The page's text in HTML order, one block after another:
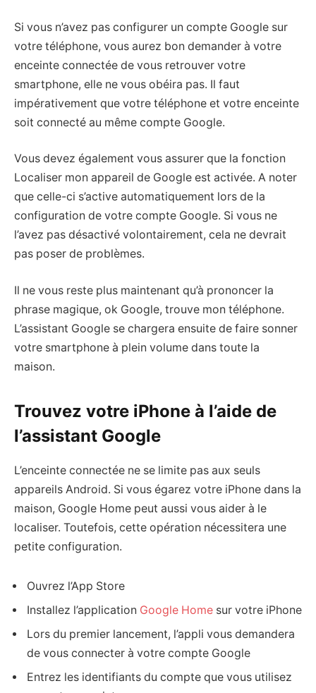
Si vous n’avez pas configurer un compte Google sur
votre téléphone, vous aurez bon demander à votre
enceinte connectée de vous retrouver votre
smartphone, elle ne vous obéira pas. Il faut
impérativement que votre téléphone et votre enceinte
soit connecté au même compte Google.
Vous devez également vous assurer que la fonction
Localiser mon appareil de Google est activée. A noter
que celle-ci s’active automatiquement lors de la
configuration de votre compte Google. Si vous ne
l’avez pas désactivé volontairement, cela ne devrait
pas poser de problèmes.
Il ne vous reste plus maintenant qu’à prononcer la
phrase magique, ok Google, trouve mon téléphone.
L’assistant Google se chargera ensuite de faire sonner
votre smartphone à plein volume dans toute la
maison.
Trouvez votre iPhone à l’aide de
l’assistant Google
L’enceinte connectée ne se limite pas aux seuls
appareils Android. Si vous égarez votre iPhone dans la
maison, Google Home peut aussi vous aider à le
localiser. Toutefois, cette opération nécessitera une
petite configuration.
Ouvrez l’App Store
Installez l’application Google Home sur votre iPhone
Lors du premier lancement, l’appli vous demandera
de vous connecter à votre compte Google
Entrez les identifiants du compte que vous utilisez